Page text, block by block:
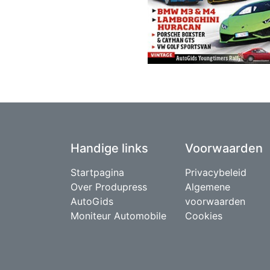
Handige links
Startpagina
Over Produpress
AutoGids
Moniteur Automobile
Voorwaarden
Privacybeleid
Algemene
voorwaarden
Cookies